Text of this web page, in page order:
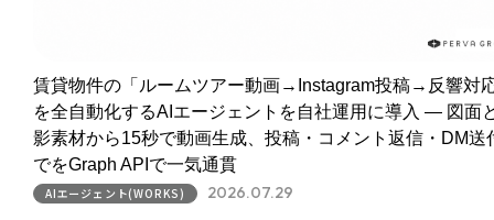
賃貸物件の「ルームツアー動画→Instagram投稿→反響対
を全自動化するAIエージェントを自社運用に導入 ― 図面
影素材から15秒で動画生成、投稿・コメント返信・DM送
でをGraph APIで一気通貫
AIエージェント(WORKS) 2026.07.29